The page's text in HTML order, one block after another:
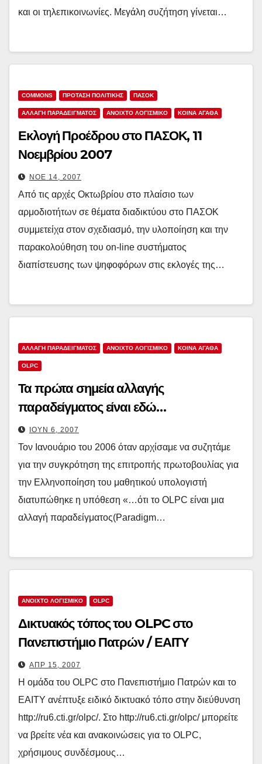
και οι τηλεπικοινωνίες. Μεγάλη συζήτηση γίνεται…
COMMONS ΠΡΟΤΑΣΗ ΠΟΛΙΤΙΚΗΣ ΠΑΣΟΚ
ΑΛΛΑΓΗ ΠΑΡΑΔΕΙΓΜΑΤΟΣ ΑΝΟΙΧΤΟ ΛΟΓΙΣΜΙΚΟ ΚΟΙΝΑ ΑΓΑΘΑ
Εκλογή Προέδρου στο ΠΑΣΟΚ, 11
Νοεμβρίου 2007
ΝΟΈ 14, 2007
Από τις αρχές Οκτωβρίου στο πλαίσιο των
αρμοδιοτήτων σε θέματα διαδικτύου στο ΠΑΣΟΚ
συμμετείχα στον σχεδιασμό, την υλοποίηση και την
παρακολούθηση του on-line συστήματος
διαπίστευσης των ψηφοφόρων στις εκλογές της…
ΑΛΛΑΓΗ ΠΑΡΑΔΕΙΓΜΑΤΟΣ ΑΝΟΙΧΤΟ ΛΟΓΙΣΜΙΚΟ ΚΟΙΝΑ ΑΓΑΘΑ
OLPC
Τα πρώτα σημεία αλλαγής
παραδείγματος είναι εδώ…
ΙΟΎΝ 6, 2007
Τον Ιανουάριο του 2006 όταν αρχίσαμε να συζητάμε
για την συγκρότηση της επιτροπής πρωτοβουλίας για
την Ελληνοποίηση του μαθητικού υπολογιστή
διατυπώθηκε η υπόθεση «…ότι το OLPC είναι μια
αλλαγή παραδείγματος(Paradigm…
ΑΝΟΙΧΤΟ ΛΟΓΙΣΜΙΚΟ OLPC
Δικτυακός τόπος του OLPC στο
Πανεπιστήμιο Πατρών / ΕΑΙΤΥ
ΑΠΡ 15, 2007
Η ομάδα του OLPC στο Πανεπιστήμιο Πατρών και το
ΕΑΙΤΥ ανέπτυξε ειδικό δικτυακό τόπο στην διεύθυνση
http://ru6.cti.gr/olpc/. Στο http://ru6.cti.gr/olpc/ μπορείτε
να βρείτε νέα και ανακοινώσεις για το OLPC,
χρήσιμους συνδέσμους…